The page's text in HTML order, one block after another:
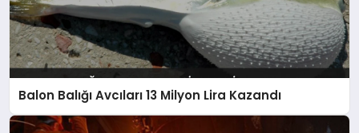
Balon Balığı Avcıları 13 Milyon Lira Kazandı